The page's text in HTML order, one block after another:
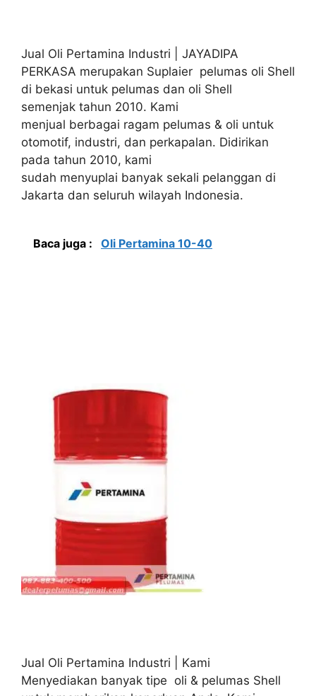
Jual Oli Pertamina Industri | JAYADIPA
PERKASA merupakan Suplaier pelumas oli Shell
di bekasi untuk pelumas dan oli Shell
semenjak tahun 2010. Kami
menjual berbagai ragam pelumas & oli untuk
otomotif, industri, dan perkapalan. Didirikan
pada tahun 2010, kami
sudah menyuplai banyak sekali pelanggan di
Jakarta dan seluruh wilayah Indonesia.
Baca juga : Oli Pertamina 10-40
Jual Oli Pertamina Industri | Kami
Menyediakan banyak tipe oli & pelumas Shell